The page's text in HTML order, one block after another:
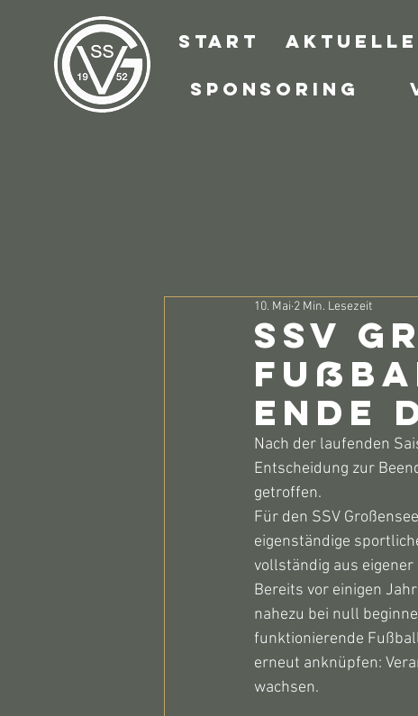
Start
Sponsoring
SSV
Ende
10. Mai 2 Min. Lesezeit
Nach der laufenden
Entscheidung zur
getroffen.
Für den SSV
eigenständige
vollständig aus
Bereits vor einigen
nahezu bei null
funktionierende
erneut anknüpfen:
wachsen.